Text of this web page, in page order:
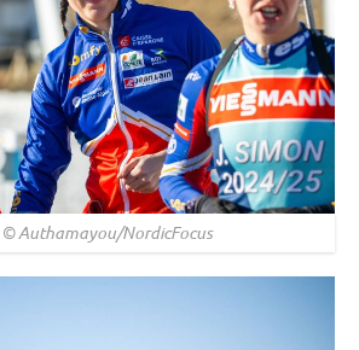
© Authamayou/NordicFocus